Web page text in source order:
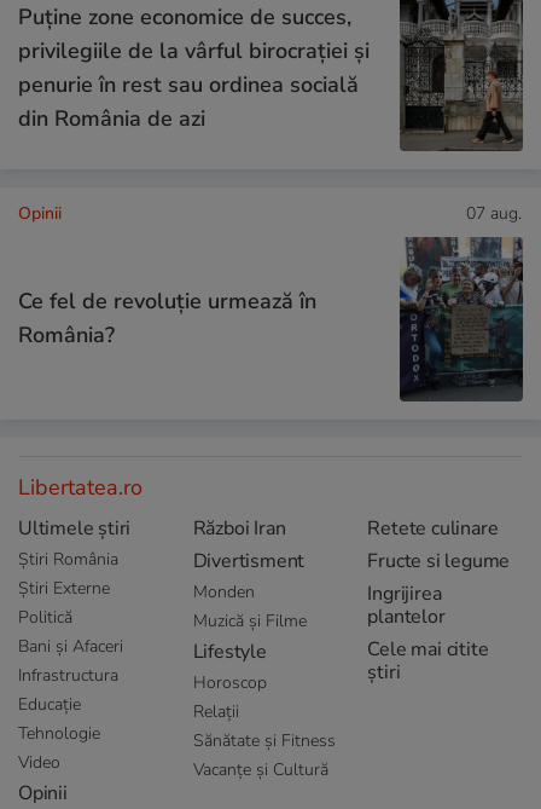
Puține zone economice de succes,
privilegiile de la vârful birocrației și
penurie în rest sau ordinea socială
din România de azi
Opinii 07 aug.
Ce fel de revoluție urmează în
România?
Libertatea.ro
Ultimele știri
Știri România
Știri Externe
Politică
Bani și Afaceri
Infrastructura
Educație
Tehnologie
Video
Opinii
Război Iran
Divertisment
Monden
Muzică și Filme
Lifestyle
Horoscop
Relații
Sănătate și Fitness
Vacanțe și Cultură
Retete culinare
Fructe si legume
Ingrijirea
plantelor
Cele mai citite
știri